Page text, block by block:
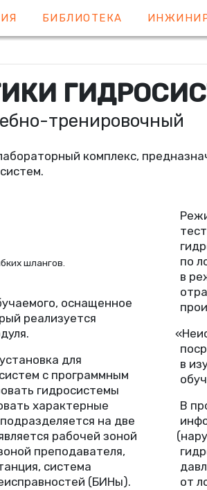
БИБЛИОТЕКА
тренировочный
комплекс,
шлангов.
оснащенное
реализуется
для
с программным
гидросистемы
характерные
на две
рабочей зоной
преподавателя,
система
(БИНы).
по
в
«
в
В
(
от